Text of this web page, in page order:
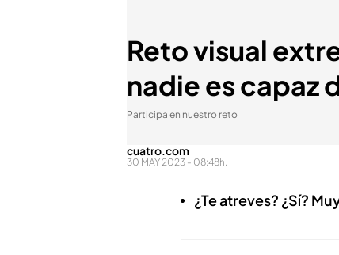
Reto visual
nadie es capaz
Participa en nuestro reto
cuatro.com
30 MAY 2023 - 08:48h.
¿Te atreves? ¿Sí?